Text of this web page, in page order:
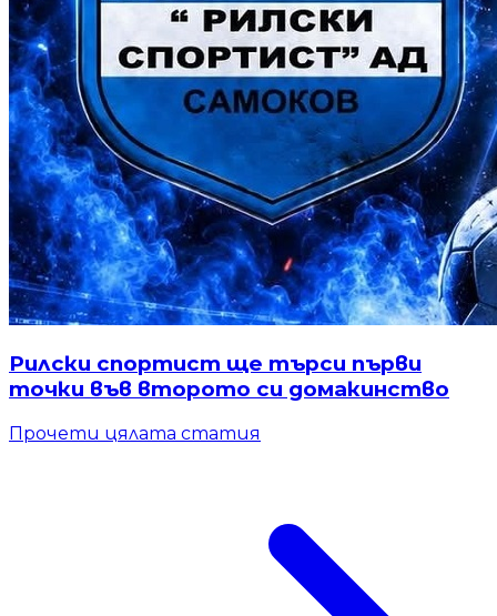
Рилски спортист ще търси първи
точки във второто си домакинство
Прочети цялата статия